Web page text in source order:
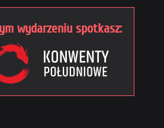
wydarzeniu spotkasz: